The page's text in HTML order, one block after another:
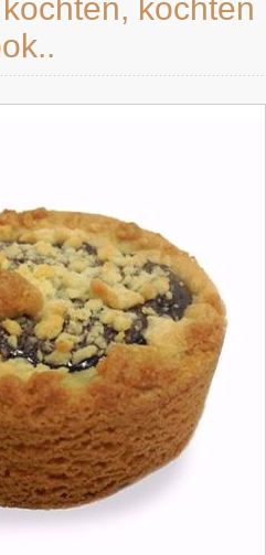
kochten